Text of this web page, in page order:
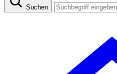
Suchen